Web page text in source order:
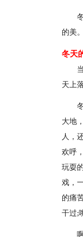
的美
冬天
天上
大地
人，
欢呼
玩耍
戏，
的痛
干过;